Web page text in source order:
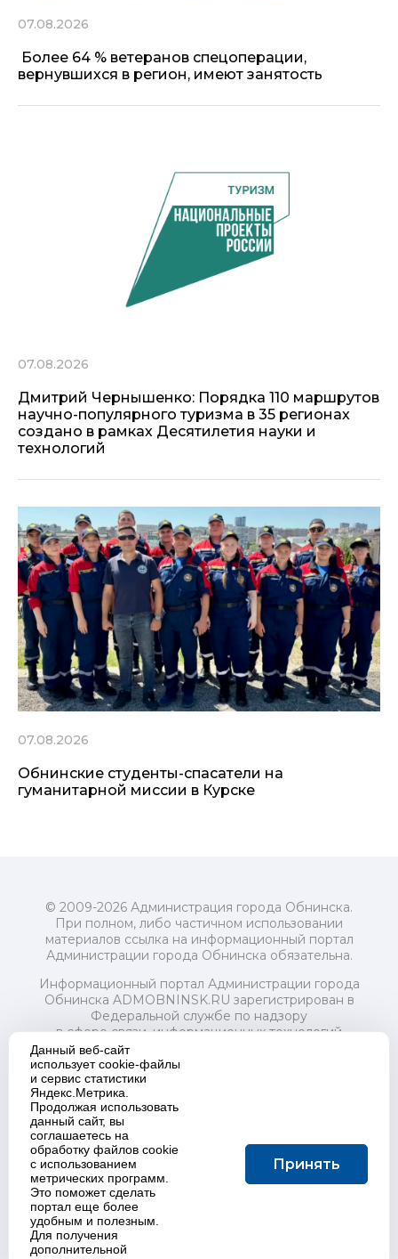
07.08.2026
Более 64 % ветеранов спецоперации,
вернувшихся в регион, имеют занятость
07.08.2026
Дмитрий Чернышенко: Порядка 110 маршрутов
научно-популярного туризма в 35 регионах
создано в рамках Десятилетия науки и
технологий
07.08.2026
Обнинские студенты-спасатели на
гуманитарной миссии в Курске
© 2009-2026 Администрация города Обнинска.
При полном, либо частичном использовании
материалов ссылка на информационный портал
Администрации города Обнинска обязательна.
Информационный портал Администрации города
Обнинска ADMOBNINSK.RU зарегистрирован в
Федеральной службе по надзору
в сфере связи, информационных технологий
и массовых коммуникаций (Роскомнадзор) 24 июля
2018 года.
Свидетельство о регистрации Эл № ФС77-73321
Учредитель: Администрация (исполнительно-
распорядительный орган) городского округа "Город
Обнинск". Главный редактор: Байкова Е.А.
Адрес электронной почты Редакции:
redactor@admobninsk.ru
Телефон Редакции: +7 (484) 395-85-85
Настоящий ресурс содержит материалы 18+
Политика в отношении обработки персональных
Данный веб-сайт
использует cookie-файлы
и сервис статистики
Яндекс.Метрика.
Продолжая использовать
данный сайт, вы
соглашаетесь на
обработку файлов cookie
с использованием
метрических программ.
Это поможет сделать
портал еще более
удобным и полезным.
Для получения
дополнительной
Принять